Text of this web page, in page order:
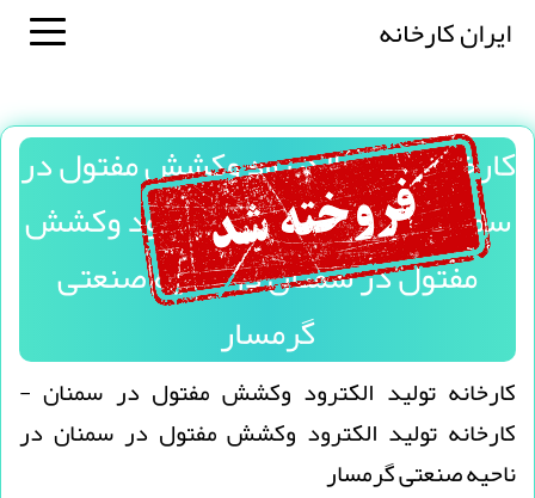
ایران کارخانه
كارخانه توليد الكترود وكشش مفتول در
سمنان - كارخانه توليد الكترود وكشش
مفتول در سمنان در ناحیه صنعتی
گرمسار
كارخانه توليد الكترود وكشش مفتول در سمنان -
كارخانه توليد الكترود وكشش مفتول در سمنان در
ناحیه صنعتی گرمسار